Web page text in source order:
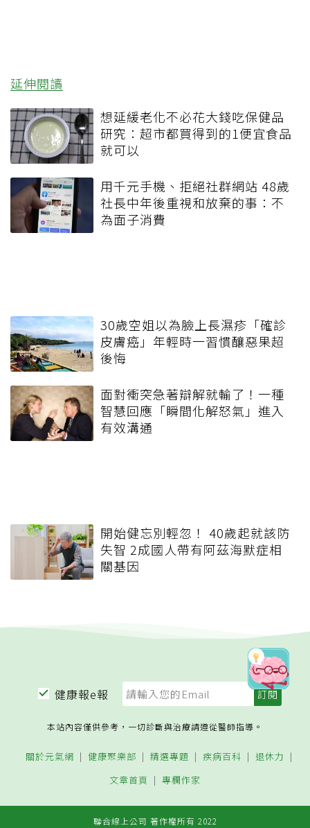
延伸閱讀
想延緩老化不必花大錢吃保健品
研究：超市都買得到的1便宜食品
就可以
用千元手機、拒絕社群網站 48歲
社長中年後重視和放棄的事：不
為面子消費
30歲空姐以為臉上長濕疹「確診
皮膚癌」年輕時一習慣釀惡果超
後悔
面對衝突急著辯解就輸了！一種
智慧回應「瞬間化解怒氣」進入
有效溝通
開始健忘別輕忽！ 40歲起就該防
失智 2成國人帶有阿茲海默症相
關基因
健康報e報
本站內容僅供參考，一切診斷與治療請遵從醫師指導。
關於元氣網 健康聚樂部 精選專題 疾病百科
退休力
文章首頁
專欄作家
聯合線上公司 著作權所有 2022